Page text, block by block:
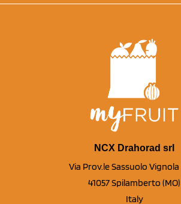
NCX Drahorad srl
Via Prov.le Sassuolo Vignola
41057 Spilamberto (MO)
Italy